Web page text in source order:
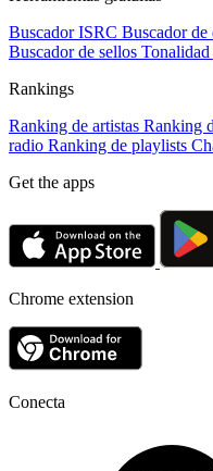
Buscador ISRC Buscador
Buscador de sellos
Rankings
Ranking de artistas Ranking
radio Ranking de playlists
Get the apps
Chrome extension
Conecta